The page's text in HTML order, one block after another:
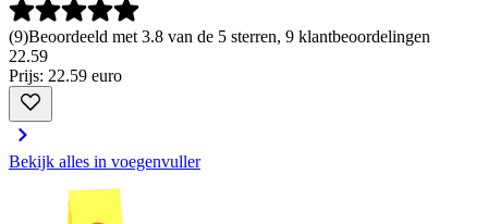
(9)Beoordeeld met 3.8 van de 5 sterren, 9 klantbeoordelingen
22.59
Prijs: 22.59 euro
Bekijk alles in voegenvuller